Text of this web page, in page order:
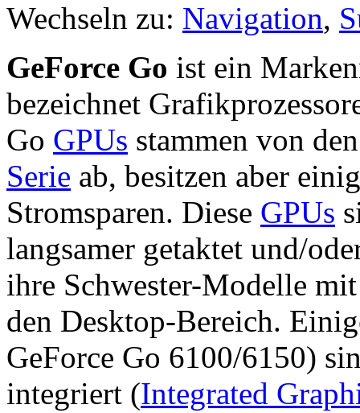
Wechseln zu: Navigation,
GeForce Go ist ein
bezeichnet
Go GPUs stammen von
Serie ab, besitzen aber
Stromsparen. Diese GPUs
langsamer getaktet und/
ihre Schwester-Modelle
den Desktop-Bereich.
GeForce Go 6100/6150)
integriert (Integrated